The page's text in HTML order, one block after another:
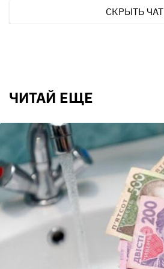
СКРЫТЬ ЧАТ
ЧИТАЙ ЕЩЕ